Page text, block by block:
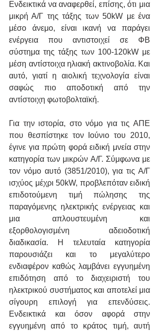
Ενδεικτικά να αναφερθεί, επίσης, ότι μια
μικρή Α/Γ της τάξης των 50kW με ένα
μέσο άνεμο, είναι ικανή να παράγει
ενέργεια που αντιστοιχεί σε ΦΒ
σύστημα της τάξης των 100-120kW με
μέση αντίστοιχα ηλιακή ακτινοβολία. Και
αυτό, γιατί η αιολική τεχνολογία είναι
σαφώς πιο αποδοτική από την
αντίστοιχη φωτοβολταϊκή.
Για την ιστορία, στο νόμο για τις ΑΠΕ
που θεσπίστηκε τον Ιούνιο του 2010,
έγινε για πρώτη φορά ειδική μνεία στην
κατηγορία των μικρών Α/Γ. Σύμφωνα με
τον νόμο αυτό (3851/2010), για τις Α/Γ
ισχύος μέχρι 50kW, προβλεπόταν ειδική
επιδοτούμενη τιμή πώλησης της
παραγόμενης ηλεκτρικής ενέργειας και
μια απλουστευμένη και
εξορθολογισμένη αδειοδοτική
διαδικασία. Η τελευταία κατηγορία
παρουσιάζει και το μεγαλύτερο
ενδιαφέρον καθώς λαμβάνει εγγυημένη
επιδότηση από το διαχειριστή του
ηλεκτρικού συστήματος και αποτελεί μια
σίγουρη επιλογή για επενδύσεις.
Ενδεικτικά και όσον αφορά στην
εγγυημένη από το κράτος τιμή, αυτή